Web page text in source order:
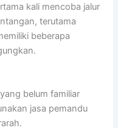
kali mencoba jalur
terutama
beberapa
belum familiar
jasa pemandu